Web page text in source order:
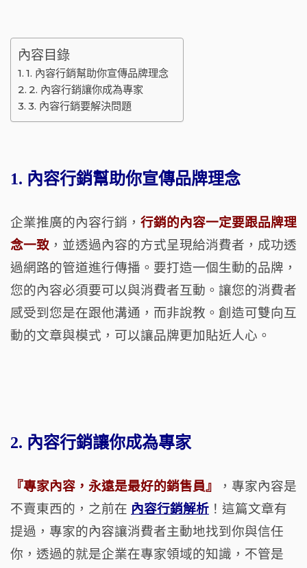
內容目錄
1. 內容行銷幫助你宣傳品牌理念
2. 內容行銷讓你成為專家
3. 內容行銷要解決問題
1. 內容行銷幫助你宣傳品牌理念
企業推廣的內容行銷， 行銷的內容一定要跟品牌理
念一致 ，並透過內容的方式呈現給消費者，成功透
過網路的管道進行傳播。要打造一個生動的品牌，
您的內容必須要可以與消費者互動。讓您的消費者
感受到您是在跟他溝通，而非說教。創造可雙向互
動的文章與模式，可以讓品牌更加貼近人心。
2. 內容行銷讓你成為專家
『專家內容，永遠是最好的銷售員』
，專家內容是
不賣東西的，之前在 內容行銷解析 ！這篇文章有
提過，專家的內容讓消費者主動地找到你與信任
你，透過的就是企業在專家領域的知識，不管是